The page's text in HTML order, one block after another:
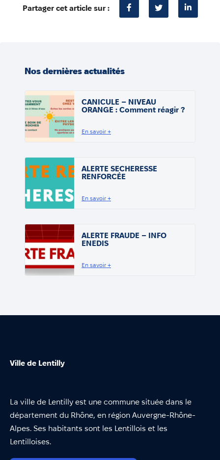
Partager cet article sur :
Nos dernières actualités
CANICULE – NIVEAU
ORANGE : Comment réagir ?
En savoir +
ALERTE SECHERESSE
RENFORCÉE
En savoir +
ALERTE FRAUDE – INFO
ENEDIS
En savoir +
Ville de Lentilly
La ville de Lentilly est une commune située dans le
département du Rhône, en région Auvergne-Rhône-
Alpes. Ses habitants sont les Lentillois et les
Lentilloises.